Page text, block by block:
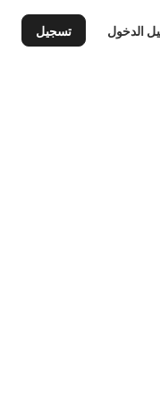
الدخول تسجيل